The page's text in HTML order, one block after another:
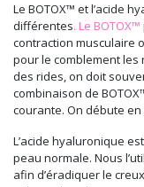
Le BOTOX™ et l’acide
différentes. Le BOTOX™
contraction musculaire
pour le comblement les
des rides, on doit
combinaison de
courante. On débute
L’acide hyaluronique
peau normale. Nous
afin d’éradiquer le